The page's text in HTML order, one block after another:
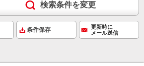
検索条件を変更
条件保存
更新時に
メール送信